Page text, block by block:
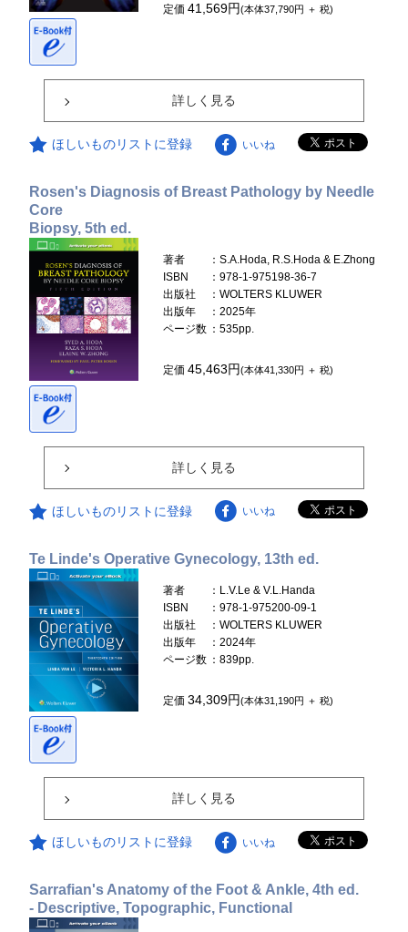
定価41,569円(本体37,790円 ＋ 税)
詳しく見る
ほしいものリストに登録 いいね
Rosen's Diagnosis of Breast Pathology by Needle
Core
Biopsy, 5th ed.
著者
：S.A.Hoda, R.S.Hoda & E.Zhong
ISBN
：978-1-975198-36-7
出版社
：WOLTERS KLUWER
出版年
：2025年
ページ数 ：535pp.
定価45,463円(本体41,330円 ＋ 税)
詳しく見る
ほしいものリストに登録 いいね
Te Linde's Operative Gynecology, 13th ed.
著者
：L.V.Le & V.L.Handa
ISBN
：978-1-975200-09-1
出版社
：WOLTERS KLUWER
出版年
：2024年
ページ数 ：839pp.
定価34,309円(本体31,190円 ＋ 税)
詳しく見る
ほしいものリストに登録 いいね
Sarrafian's Anatomy of the Foot & Ankle, 4th ed.
- Descriptive, Topographic, Functional